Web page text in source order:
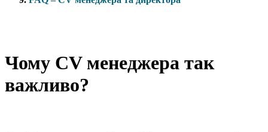
Чому CV менеджера так
важливо?